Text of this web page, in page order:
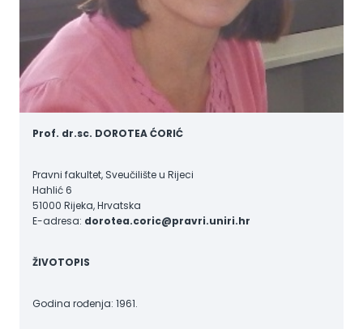
Prof. dr.sc. DOROTEA ĆORIĆ
Pravni fakultet, Sveučilište u Rijeci
Hahlić 6
51000 Rijeka, Hrvatska
E-adresa: dorotea.coric@pravri.uniri.hr
ŽIVOTOPIS
Godina rođenja: 1961.